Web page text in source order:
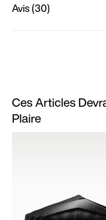
Avis (30)
Ces Articles
Plaire